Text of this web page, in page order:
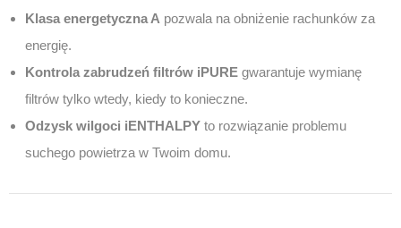
Klasa energetyczna A pozwala na obniżenie rachunków za
energię.
Kontrola zabrudzeń filtrów iPURE gwarantuje wymianę
filtrów tylko wtedy, kiedy to konieczne.
Odzysk wilgoci iENTHALPY to rozwiązanie problemu
suchego powietrza w Twoim domu.